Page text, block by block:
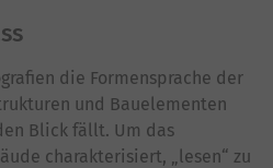
die Formensprache der
und Bauelementen
Blick fällt. Um das
charakterisiert, „lesen“ zu